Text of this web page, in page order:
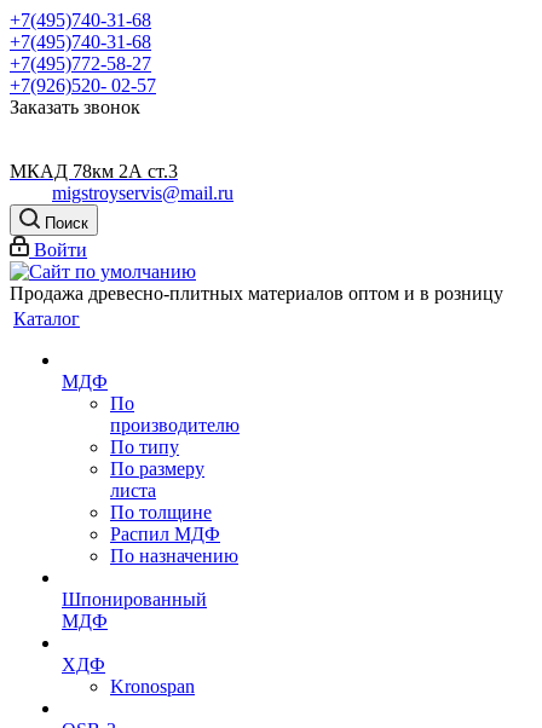
+7(495)740-31-68
+7(495)740-31-68
+7(495)772-58-27
+7(926)520- 02-57
Заказать звонок
МКАД 78км 2А ст.3
migstroyservis@mail.ru
Поиск
Войти
Продажа древесно-плитных материалов оптом и в розницу
Каталог
МДФ
По
производителю
По типу
По размеру
листа
По толщине
Распил МДФ
По назначению
Шпонированный
МДФ
ХДФ
Kronospan